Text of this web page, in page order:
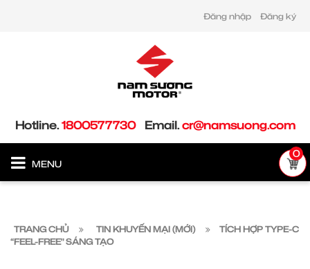
Đăng nhập Đăng ký
Hotline.1800577730 Email.cr@namsuong.com
MENU
0
TRANG CHỦ TIN KHUYẾN MẠI (MỚI)
TÍCH HỢP TYPE-C
“FEEL-FREE" SÁNG TẠO